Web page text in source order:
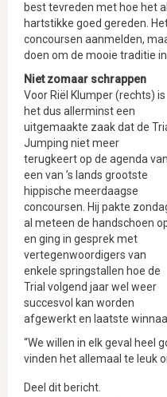
best tevreden met hoe het
hartstikke goed gereden.
concoursen aanmelden,
doen om de mooie traditie
Niet zomaar schrappen
Voor Riël Klumper (rechts) is
het dus allerminst een
uitgemaakte zaak dat de
Jumping niet meer
terugkeert op de agenda van
een van ’s lands grootste
hippische meerdaagse
concoursen. Hij pakte
al meteen de handschoen
en ging in gesprek met
vertegenwoordigers van
enkele springstallen hoe de
Trial volgend jaar wel weer
succesvol kan worden
afgewerkt en laatste
“We willen in elk geval heel
vinden het allemaal te leuk
Deel dit bericht.